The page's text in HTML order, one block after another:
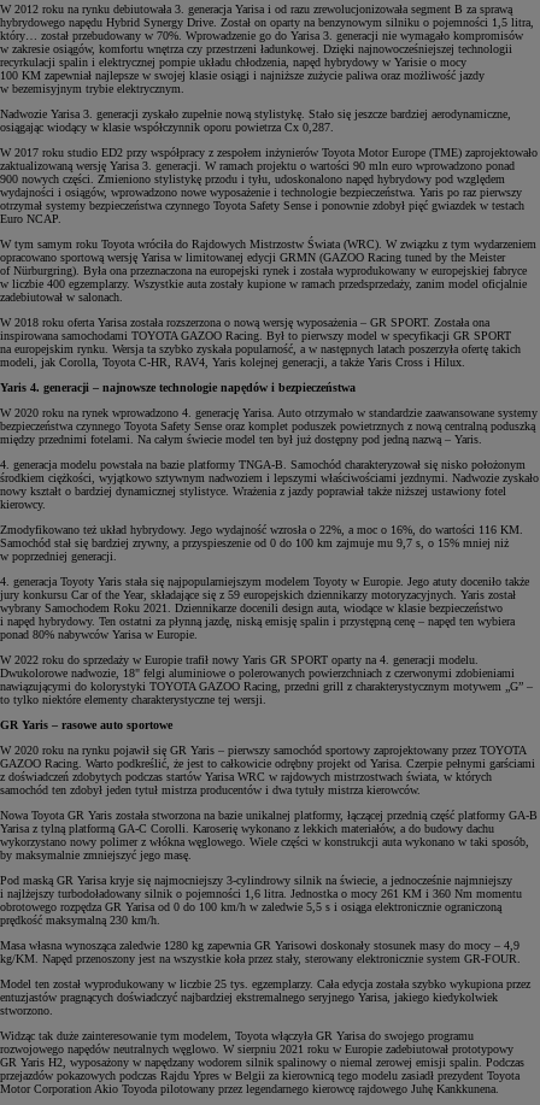
W 2012 roku na rynku debiutowała 3. generacja Yarisa i od razu zrewolucjonizowała segment B za sprawą
hybrydowego napędu Hybrid Synergy Drive. Został on oparty na benzynowym silniku o pojemności 1,5 litra,
który… został przebudowany w 70%. Wprowadzenie go do Yarisa 3. generacji nie wymagało kompromisów
w zakresie osiągów, komfortu wnętrza czy przestrzeni ładunkowej. Dzięki najnowocześniejszej technologii
recyrkulacji spalin i elektrycznej pompie układu chłodzenia, napęd hybrydowy w Yarisie o mocy
100 KM zapewniał najlepsze w swojej klasie osiągi i najniższe zużycie paliwa oraz możliwość jazdy
w bezemisyjnym trybie elektrycznym.
Nadwozie Yarisa 3. generacji zyskało zupełnie nową stylistykę. Stało się jeszcze bardziej aerodynamiczne,
osiągając wiodący w klasie współczynnik oporu powietrza Cx 0,287.
W 2017 roku studio ED2 przy współpracy z zespołem inżynierów Toyota Motor Europe (TME) zaprojektowało
zaktualizowaną wersję Yarisa 3. generacji. W ramach projektu o wartości 90 mln euro wprowadzono ponad
900 nowych części. Zmieniono stylistykę przodu i tyłu, udoskonalono napęd hybrydowy pod względem
wydajności i osiągów, wprowadzono nowe wyposażenie i technologie bezpieczeństwa. Yaris po raz pierwszy
otrzymał systemy bezpieczeństwa czynnego Toyota Safety Sense i ponownie zdobył pięć gwiazdek w testach
Euro NCAP.
W tym samym roku Toyota wróciła do Rajdowych Mistrzostw Świata (WRC). W związku z tym wydarzeniem
opracowano sportową wersję Yarisa w limitowanej edycji GRMN (GAZOO Racing tuned by the Meister
of Nürburgring). Była ona przeznaczona na europejski rynek i została wyprodukowany w europejskiej fabryce
w liczbie 400 egzemplarzy. Wszystkie auta zostały kupione w ramach przedsprzedaży, zanim model oficjalnie
zadebiutował w salonach.
W 2018 roku oferta Yarisa została rozszerzona o nową wersję wyposażenia – GR SPORT. Została ona
inspirowana samochodami TOYOTA GAZOO Racing. Był to pierwszy model w specyfikacji GR SPORT
na europejskim rynku. Wersja ta szybko zyskała popularność, a w następnych latach poszerzyła ofertę takich
modeli, jak Corolla, Toyota C-HR, RAV4, Yaris kolejnej generacji, a także Yaris Cross i Hilux.
Yaris 4. generacji – najnowsze technologie napędów i bezpieczeństwa
W 2020 roku na rynek wprowadzono 4. generację Yarisa. Auto otrzymało w standardzie zaawansowane systemy
bezpieczeństwa czynnego Toyota Safety Sense oraz komplet poduszek powietrznych z nową centralną poduszką
między przednimi fotelami. Na całym świecie model ten był już dostępny pod jedną nazwą – Yaris.
4. generacja modelu powstała na bazie platformy TNGA-B. Samochód charakteryzował się nisko położonym
środkiem ciężkości, wyjątkowo sztywnym nadwoziem i lepszymi właściwościami jezdnymi. Nadwozie zyskało
nowy kształt o bardziej dynamicznej stylistyce. Wrażenia z jazdy poprawiał także niższej ustawiony fotel
kierowcy.
Zmodyfikowano też układ hybrydowy. Jego wydajność wzrosła o 22%, a moc o 16%, do wartości 116 KM.
Samochód stał się bardziej zrywny, a przyspieszenie od 0 do 100 km zajmuje mu 9,7 s, o 15% mniej niż
w poprzedniej generacji.
4. generacja Toyoty Yaris stała się najpopularniejszym modelem Toyoty w Europie. Jego atuty doceniło także
jury konkursu Car of the Year, składające się z 59 europejskich dziennikarzy motoryzacyjnych. Yaris został
wybrany Samochodem Roku 2021. Dziennikarze docenili design auta, wiodące w klasie bezpieczeństwo
i napęd hybrydowy. Ten ostatni za płynną jazdę, niską emisję spalin i przystępną cenę – napęd ten wybiera
ponad 80% nabywców Yarisa w Europie.
W 2022 roku do sprzedaży w Europie trafił nowy Yaris GR SPORT oparty na 4. generacji modelu.
Dwukolorowe nadwozie, 18" felgi aluminiowe o polerowanych powierzchniach z czerwonymi zdobieniami
nawiązującymi do kolorystyki TOYOTA GAZOO Racing, przedni grill z charakterystycznym motywem „G” –
to tylko niektóre elementy charakterystyczne tej wersji.
GR Yaris – rasowe auto sportowe
W 2020 roku na rynku pojawił się GR Yaris – pierwszy samochód sportowy zaprojektowany przez TOYOTA
GAZOO Racing. Warto podkreślić, że jest to całkowicie odrębny projekt od Yarisa. Czerpie pełnymi garściami
z doświadczeń zdobytych podczas startów Yarisa WRC w rajdowych mistrzostwach świata, w których
samochód ten zdobył jeden tytuł mistrza producentów i dwa tytuły mistrza kierowców.
Nowa Toyota GR Yaris została stworzona na bazie unikalnej platformy, łączącej przednią część platformy GA-B
Yarisa z tylną platformą GA-C Corolli. Karoserię wykonano z lekkich materiałów, a do budowy dachu
wykorzystano nowy polimer z włókna węglowego. Wiele części w konstrukcji auta wykonano w taki sposób,
by maksymalnie zmniejszyć jego masę.
Pod maską GR Yarisa kryje się najmocniejszy 3-cylindrowy silnik na świecie, a jednocześnie najmniejszy
i najlżejszy turbodoładowany silnik o pojemności 1,6 litra. Jednostka o mocy 261 KM i 360 Nm momentu
obrotowego rozpędza GR Yarisa od 0 do 100 km/h w zaledwie 5,5 s i osiąga elektronicznie ograniczoną
prędkość maksymalną 230 km/h.
Masa własna wynosząca zaledwie 1280 kg zapewnia GR Yarisowi doskonały stosunek masy do mocy – 4,9
kg/KM. Napęd przenoszony jest na wszystkie koła przez stały, sterowany elektronicznie system GR-FOUR.
Model ten został wyprodukowany w liczbie 25 tys. egzemplarzy. Cała edycja została szybko wykupiona przez
entuzjastów pragnących doświadczyć najbardziej ekstremalnego seryjnego Yarisa, jakiego kiedykolwiek
stworzono.
Widząc tak duże zainteresowanie tym modelem, Toyota włączyła GR Yarisa do swojego programu
rozwojowego napędów neutralnych węglowo. W sierpniu 2021 roku w Europie zadebiutował prototypowy
GR Yaris H2, wyposażony w napędzany wodorem silnik spalinowy o niemal zerowej emisji spalin. Podczas
przejazdów pokazowych podczas Rajdu Ypres w Belgii za kierownicą tego modelu zasiadł prezydent Toyota
Motor Corporation Akio Toyoda pilotowany przez legendarnego kierowcę rajdowego Juhę Kankkunena.